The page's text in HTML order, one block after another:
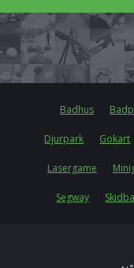
Badhus
Djurpark Gokart
Lasergame
Segway